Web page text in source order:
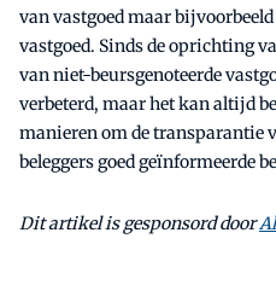
van vastgoed maar
vastgoed. Sinds de oprichting
van niet-beursgenoteerde
verbeterd, maar het kan altijd
manieren om de transparantie
beleggers goed geïnformeerde
Dit artikel is gesponsord door